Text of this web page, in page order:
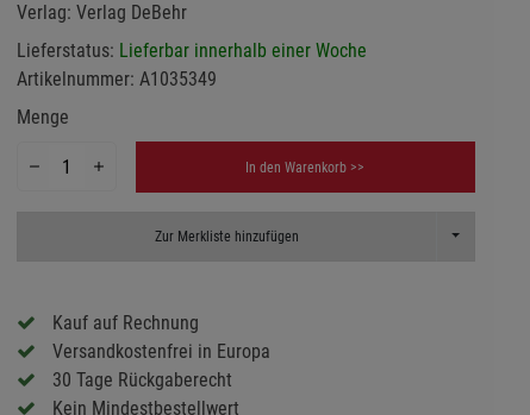
Verlag: Verlag DeBehr
Lieferstatus: Lieferbar innerhalb einer Woche
Artikelnummer: A1035349
Menge
In den Warenkorb >>
Zur Merkliste hinzufügen Toggle
Kauf auf Rechnung
Versandkostenfrei in Europa
30 Tage Rückgaberecht
Kein Mindestbestellwert